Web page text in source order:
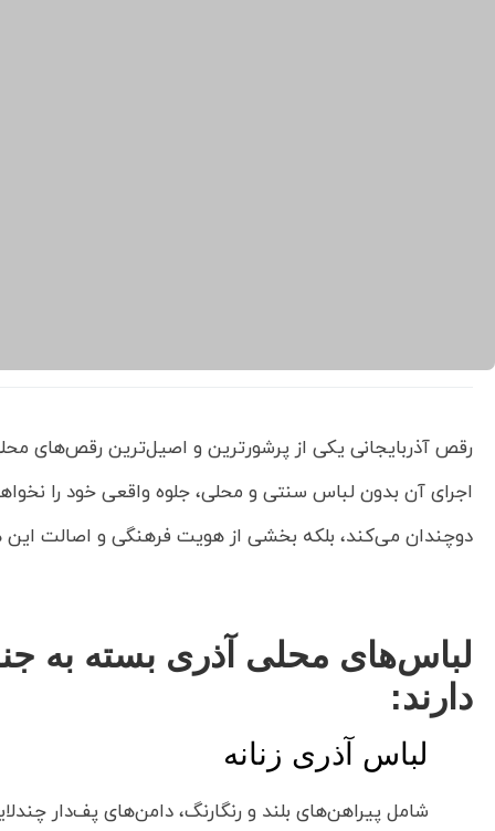
رقص آذربایجانی یکی از پرشورترین و اصیل‌ترین رقص‌های
اجرای آن بدون لباس سنتی و محلی، جلوه واقعی خود را
دوچندان می‌کند، بلکه بخشی از هویت فرهنگی و اصالت
لباس‌های محلی آذری بسته به
دارند:
لباس آذری زنانه
شامل پیراهن‌های بلند و رنگارنگ، دامن‌های پف‌دار